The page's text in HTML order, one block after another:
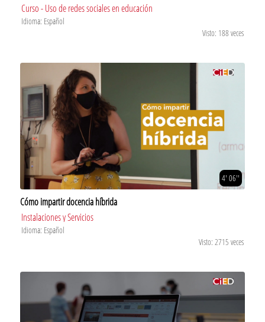
Curso - Uso de redes sociales en educación
Idioma: Español
Visto: 188 veces
4' 06''
Cómo impartir docencia híbrida
Instalaciones y Servicios
Idioma: Español
Visto: 2715 veces